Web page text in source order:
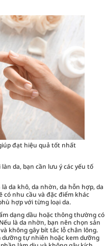
đạt hiệu quả tốt nhất
da, bạn cần lưu ý các yếu tố
da khô, da nhờn, da hỗn hợp, da
có nhu cầu và đặc điểm khác
hợp với từng loại da.
dạng dầu hoặc thông thường có
là da nhờn, bạn nên chọn sản
không gây bít tắc lỗ chân lông.
dưỡng tự nhiên hoặc kem dưỡng